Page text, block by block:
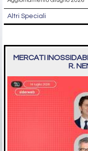
Altri Speciali
MERCATI
R.